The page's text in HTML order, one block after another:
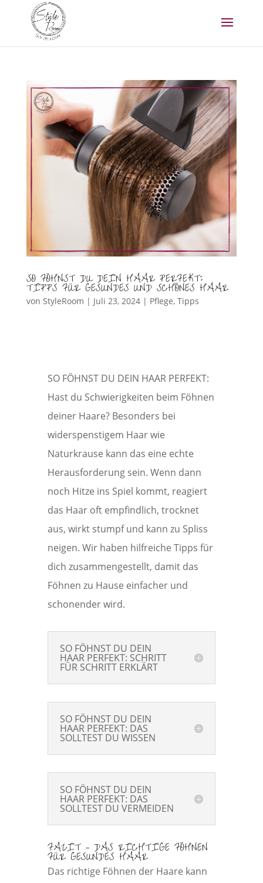
SO FÖHNST DU DEIN HAAR PERFEKT:
TIPPS FÜR GESUNDES UND SCHÖNES HAAR
von StyleRoom | Juli 23, 2024| Pflege, Tipps
SO FÖHNST DU DEIN HAAR PERFEKT:
Hast du Schwierigkeiten beim Föhnen
deiner Haare? Besonders bei
widerspenstigem Haar wie
Naturkrause kann das eine echte
Herausforderung sein. Wenn dann
noch Hitze ins Spiel kommt, reagiert
das Haar oft empfindlich, trocknet
aus, wirkt stumpf und kann zu Spliss
neigen. Wir haben hilfreiche Tipps für
dich zusammengestellt, damit das
Föhnen zu Hause einfacher und
schonender wird.
SO FÖHNST DU DEIN
HAAR PERFEKT: SCHRITT
FÜR SCHRITT ERKLÄRT
SO FÖHNST DU DEIN
HAAR PERFEKT: DAS
SOLLTEST DU WISSEN
SO FÖHNST DU DEIN
HAAR PERFEKT: DAS
SOLLTEST DU VERMEIDEN
FAZIT – DAS RICHTIGE FÖHNEN
FÜR GESUNDES HAAR
Das richtige Föhnen der Haare kann